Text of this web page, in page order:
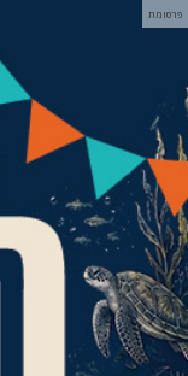
פרסומת